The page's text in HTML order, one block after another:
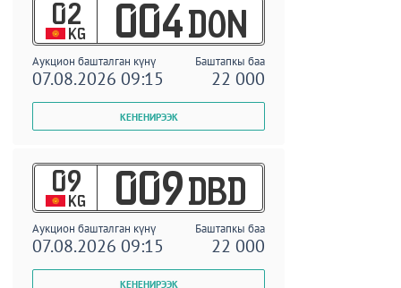
02
KG 004 DON
Аукцион башталган күнү Баштапкы баа
07.08.2026 09:15 22 000
09
KG 009 DBD
Аукцион башталган күнү Баштапкы баа
07.08.2026 09:15 22 000